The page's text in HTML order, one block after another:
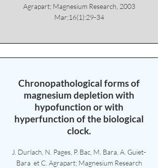
Agrapart; Magnesium Research, 2003
Mar;16(1):29-34
Chronopathological forms of
magnesium depletion with
hypofunction or with
hyperfunction of the biological
clock.
J. Durlach, N. Pages, P. Bac, M. Bara, A. Guiet-
Bara et C. Agrapart; Magnesium Research